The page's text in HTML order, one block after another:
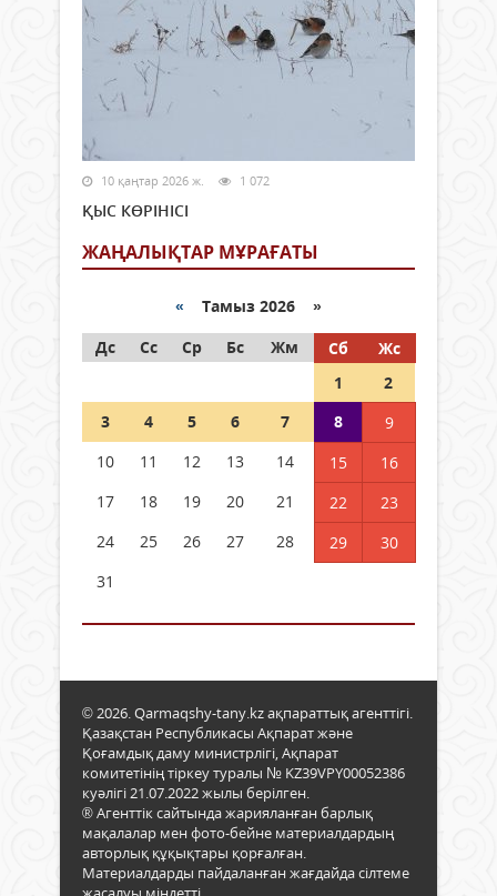
10 қаңтар 2026 ж. 1 072
ҚЫС КӨРІНІСІ
ЖАҢАЛЫҚТАР МҰРАҒАТЫ
« Тамыз 2026 »
Дс
Сс Ср Бс Жм Сб
Жс
1
2
3
4 5 6 7 8
9
10
11 12 13 14 15
16
17
18 19 20 21 22
23
24
25 26 27 28 29
30
31
© 2026. Qarmaqshy-tany.kz ақпараттық агенттігі.
Қазақстан Республикасы Ақпарат және
Қоғамдық даму министрлігі, Ақпарат
комитетінің тіркеу туралы № KZ39VPY00052386
куәлігі 21.07.2022 жылы берілген.
® Агенттік сайтында жарияланған барлық
мақалалар мен фото-бейне материалдардың
авторлық құқықтары қорғалған.
Материалдарды пайдаланған жағдайда сілтеме